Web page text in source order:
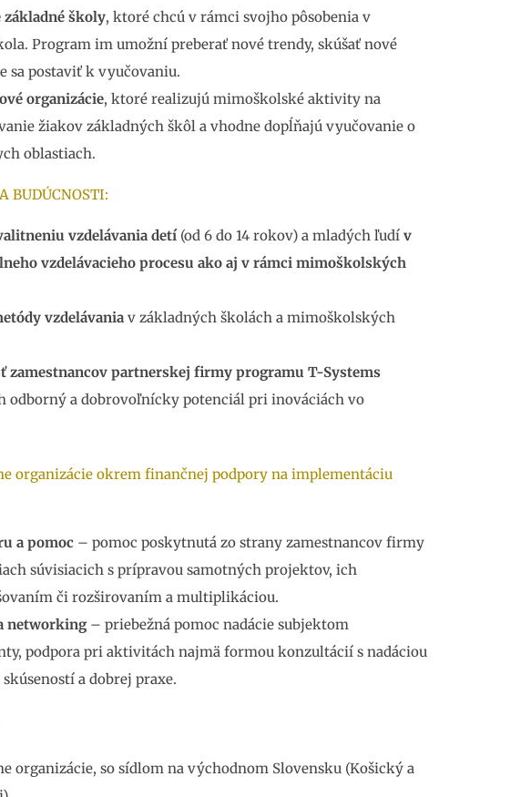
školy, ktoré chcú v rámci svojho pôsobenia v
Program im umožní preberať nové trendy, skúšať nové
sa postaviť k vyučovaniu.
organizácie, ktoré realizujú mimoškolské aktivity na
žiakov základných škôl a vhodne dopĺňajú vyučovanie o
oblastiach.
BUDÚCNOSTI:
vzdelávania detí(od 6 do 14 rokov) a mladých ľudí v
vzdelávacieho procesu ako aj v rámci mimoškolských
vzdelávania v základných školách a mimoškolských
zamestnancov partnerskej firmy programu T-Systems
odborný a dobrovoľnícky potenciál pri inováciách vo
organizácie okrem finančnej podpory na implementáciu
a pomoc – pomoc poskytnutá zo strany zamestnancov firmy
súvisiacich s prípravou samotných projektov, ich
či rozširovaním a multiplikáciou.
networking– priebežná pomoc nadácie subjektom
podpora pri aktivitách najmä formou konzultácií s nadáciou
a dobrej praxe.
organizácie, so sídlom na východnom Slovensku (Košický a